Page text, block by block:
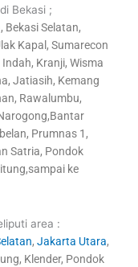
Bekasi ;
Bekasi Selatan,
Kapal, Sumarecon
Kranji, Wisma
Jatiasih, Kemang
Rawalumbu,
Prumnas 1,
Satria, Pondok
ke
area :
,Jakarta Utara,
Klender, Pondok